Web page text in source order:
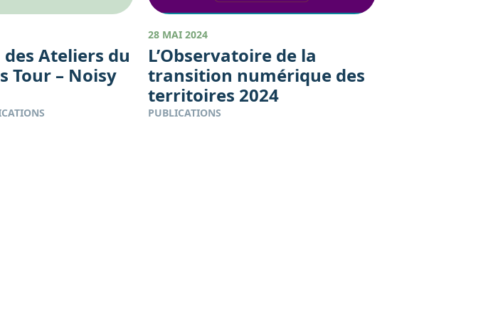
Ateliers du
Tour – Noisy
28 MAI 2024
L’Observatoire de la
transition numérique des
territoires 2024
PUBLICATIONS